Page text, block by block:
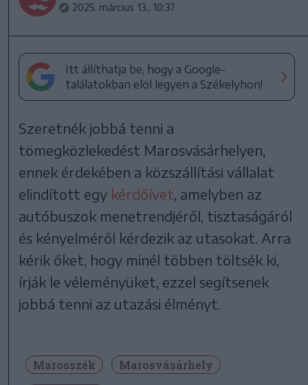
2025. március 13., 10:37
Itt állíthatja be, hogy a Google-
találatokban elöl legyen a Székelyhon!
Szeretnék jobbá tenni a
tömegközlekedést Marosvásárhelyen,
ennek érdekében a közszállítási vállalat
elindított egy kérdőívet , amelyben az
autóbuszok menetrendjéről, tisztaságáról
és kényelméről kérdezik az utasokat. Arra
kérik őket, hogy minél többen töltsék ki,
írják le véleményüket, ezzel segítsenek
jobbá tenni az utazási élményt.
Marosszék
Marosvásárhely